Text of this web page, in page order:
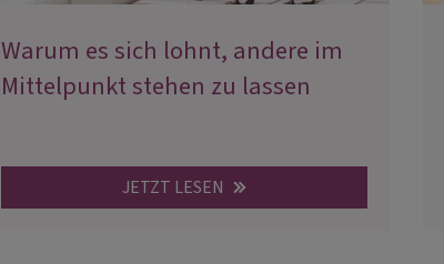
Warum es sich lohnt, andere im
Mittelpunkt stehen zu lassen
JETZT LESEN